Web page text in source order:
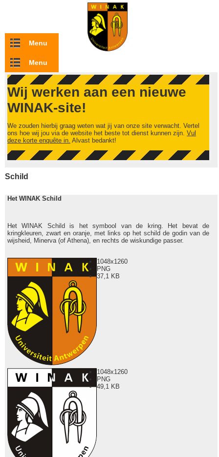
Overslaan en naar de inhoud gaan
Menu
Menu
Wij werken aan een nieuwe
WINAK-site!
We zouden hierbij graag weten wat jij van onze site verwacht. Vertel
ons hoe wij jou via de website het beste tot dienst kunnen zijn. Vul
deze korte enquête in. Alvast bedankt!
Schild
Het WINAK Schild
Het WINAK Schild is het symbool van de kring. Het bevat de
kringkleuren, zwart en oranje, met links op het schild de godin van de
wijsheid, Minerva (of Athena), en rechts de wiskundige passer.
1048x1260
PNG
37,1 KB
1048x1260
PNG
49,1 KB